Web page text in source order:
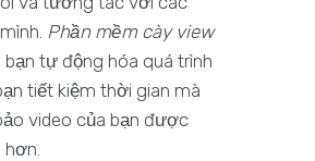
Phần mềm cày view
tự động hóa quá trình
tiết kiệm thời gian mà
video của bạn được
hơn.